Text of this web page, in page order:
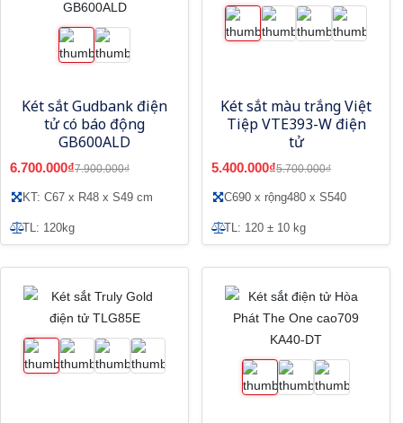
Két sắt Gudbank điện
tử có báo động
GB600ALD
6.700.000₫7.900.000₫
KT: C67 x R48 x S49 cm
TL: 120kg
Két sắt màu trắng Việt
Tiệp VTE393-W điện
tử
5.400.000₫5.700.000₫
C690 x rộng480 x S540
TL: 120 ± 10 kg